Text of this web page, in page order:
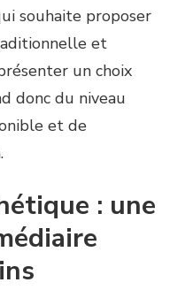
souhaite proposer
et
un choix
donc du niveau
et de
: une